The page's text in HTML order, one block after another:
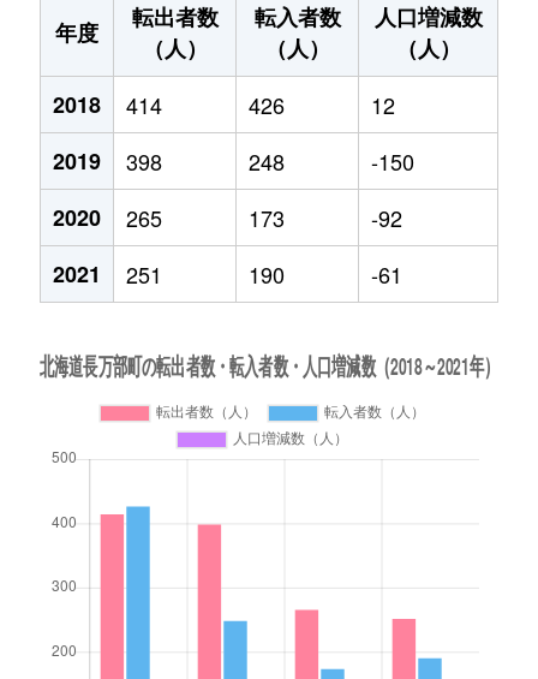
年度
転出者数
（人）
転入者数
（人）
人口増減数
（人）
2018
414 426
12
2019
398 248
-150
2020
265 173
-92
2021
251 190 -61